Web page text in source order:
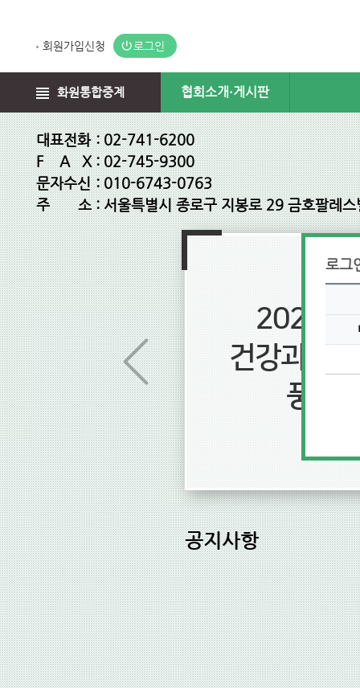
회원가입신청 로그인
화원통합중계 협회소개·게시판
로그
대표전화:02-741-6200
F A X:02-745-9300
문자수신:010-6743-0763
주 소:서울특별시 종로구 지봉로 29 금호팔레
가정에
힘찬 도약과
니다.
2026년
건강과 평
풍요
공지사항